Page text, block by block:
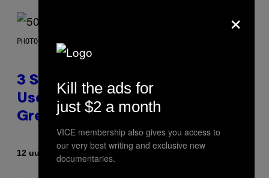
PHOTO BY GREGORY BOJORQUEZ/GETTY IMAGES
3 Songs That Were Commonly
Used As a Ringtone or Voicemail
Greeting in the 2000s
12 uur geleden Door
×
Kill the ads for
just $2 a month
VICE membership also gives you access to
our very best writing and exclusive new
documentaries.